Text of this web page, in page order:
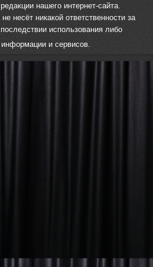
нашего интернет-сайта.
несёт никакой ответственности за
использования либо
информации и сервисов.